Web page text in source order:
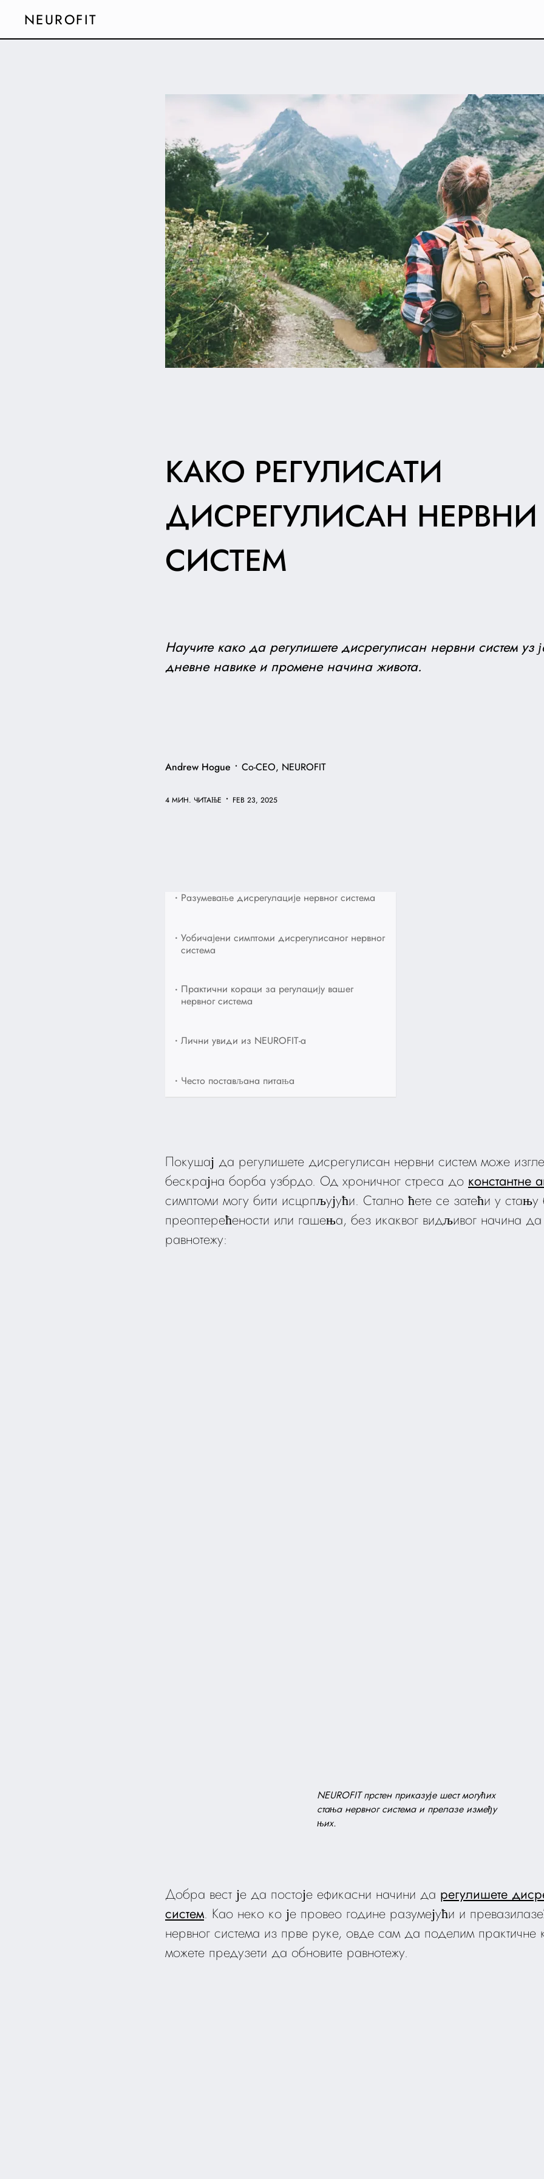
NEUROFIT
КАКО РЕГУЛИСАТИ
ДИСРЕГУЛИСАН НЕРВНИ
СИСТЕМ
Научите како да регулишете дисрегулисан нервни систем уз
дневне навике и промене начина живота.
Andrew Hogue • Co-CEO, NEUROFIT
4 МИН. ЧИТАЊЕ • FEB 23, 2025
• Разумевање дисрегулације нервног система
• Уобичајени симптоми дисрегулисаног нервног
система
• Практични кораци за регулацију вашег
нервног система
• Лични увиди из NEUROFIT-а
• Често постављана питања
Покушај да регулишете дисрегулисан нервни систем може
бескрајна борба узбрдо. Од хроничног стреса до константне
симптоми могу бити исцрпљујући. Стално ћете се затећи у
преоптерећености или гашења, без икаквог видљивог начина да
равнотежу:
NEUROFIT прстен приказује шест могућих
стања нервног система и прелазе између
њих.
Добра вест је да постоје ефикасни начини да регулишете
систем. Као неко ко је провео године разумејући и
нервног система из прве руке, овде сам да поделим практичне
можете предузети да обновите равнотежу.